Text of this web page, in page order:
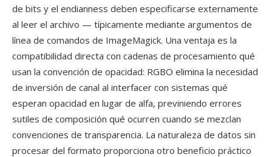
de bits y el endianness deben especificarse externamente
al leer el archivo — típicamente mediante argumentos de
línea de comandos de ImageMagick. Una ventaja es la
compatibilidad directa con cadenas de procesamiento qué
usan la convención de opacidad: RGBO elimina la necesidad
de inversión de canal al interfacer con sistemas qué
esperan opacidad en lugar de alfa, previniendo errores
sutiles de composición qué ocurren cuando se mezclan
convenciones de transparencia. La naturaleza de datos sin
procesar del formato proporciona otro beneficio práctico